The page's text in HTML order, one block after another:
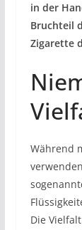
in der
Bruchteil
Zigarette
Während
Die